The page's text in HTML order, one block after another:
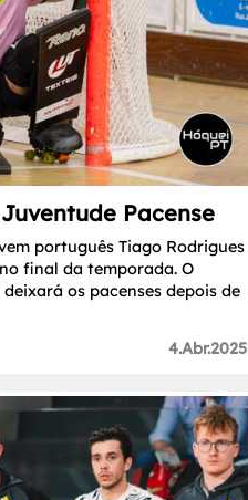
Pacense
português Tiago Rodrigues
final da temporada. O
os pacenses depois de
4.Abr.2025